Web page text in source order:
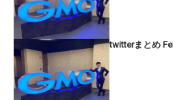
twitterまとめ